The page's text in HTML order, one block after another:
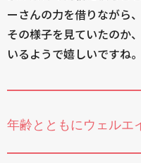
ーさんの力を借りながら
その様子を見ていたのか
いるようで嬉しいですね。
年齢とともにウェルエ